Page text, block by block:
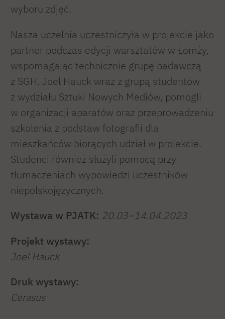
wyboru zdjęć.
Nasza uczelnia uczestniczyła w projekcie jako
partner podczas edycji warsztatów w Łomży,
wspomagając technicznie grupę badawczą
z SGH. Joel Hauck wraz z grupą studentów
z wydziału Sztuki Nowych Mediów, pomogli
w organizacji aparatów oraz przeprowadzeniu
szkolenia z podstaw fotografii dla
mieszkańców biorących udział w projekcie.
Studenci również służyli pomocą przy
tłumaczeniach wypowiedzi uczestników
niepolskojęzycznych.
Wystawa w PJATK: 20.03–14.04.2023
Projekt wystawy:
Joel Hauck
Druk wystawy:
Cerasus